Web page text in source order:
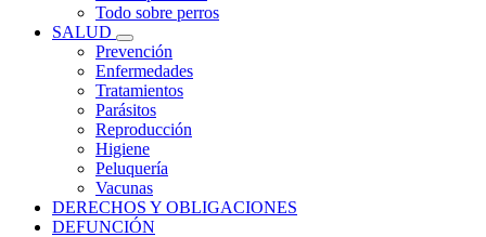
Todo sobre perros
SALUD
Prevención
Enfermedades
Tratamientos
Parásitos
Reproducción
Higiene
Peluquería
Vacunas
DERECHOS Y OBLIGACIONES
DEFUNCIÓN